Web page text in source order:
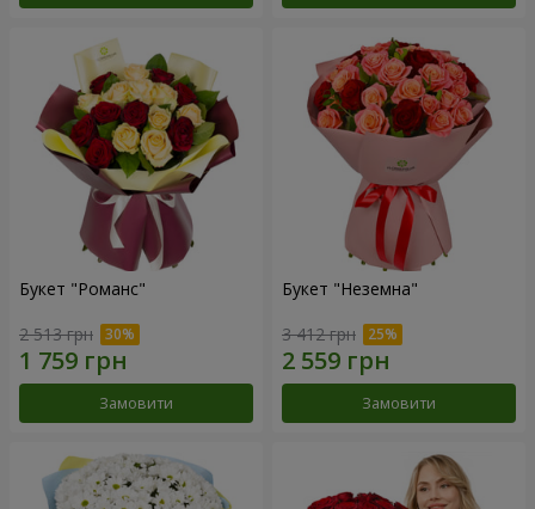
Букет "Романс"
2 513 грн
Замовити
Букет "Неземна"
3 412 грн
Замовити